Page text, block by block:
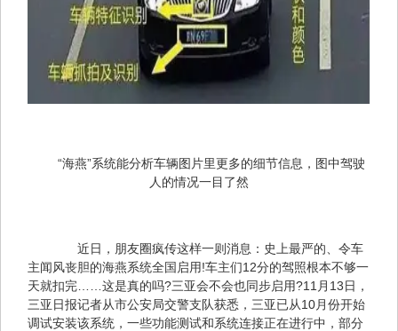
“海燕”系统能分析车辆图片里更多的细节信息，图中驾驶
人的情况一目了然
近日，朋友圈疯传这样一则消息：史上最严的、令车
主闻风丧胆的海燕系统全国启用!车主们12分的驾照根本不够一
天就扣完……这是真的吗?三亚会不会也同步启用?11月13日，
三亚日报记者从市公安局交警支队获悉，三亚已从10月份开始
调试安装该系统，一些功能测试和系统连接正在进行中，部分